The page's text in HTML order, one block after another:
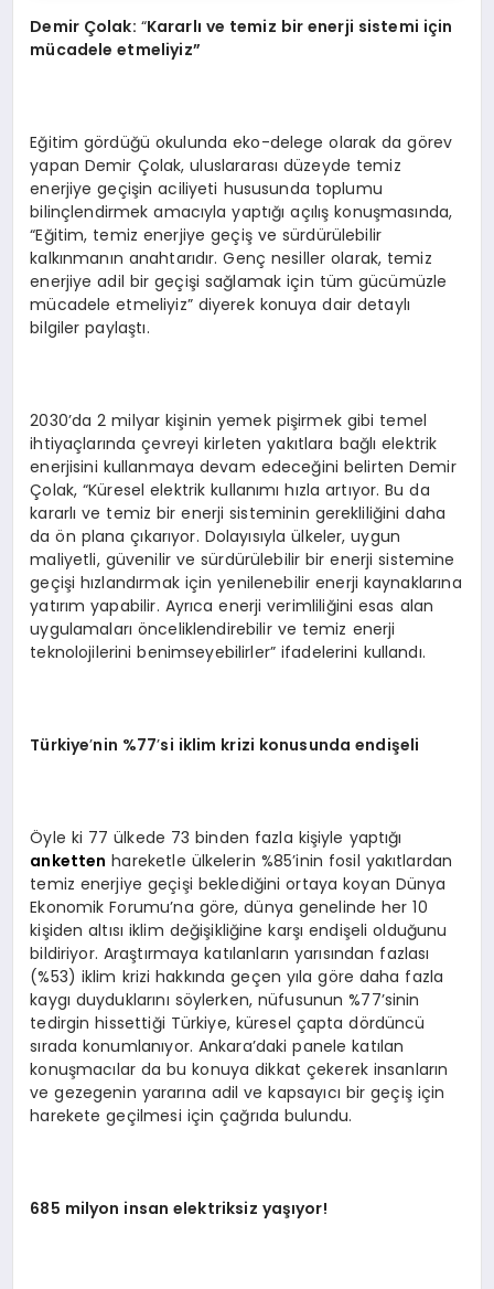
Demir Çolak: “Kararlı ve temiz bir enerji sistemi için
mücadele etmeliyiz”
Eğitim gördüğü okulunda eko-delege olarak da görev
yapan Demir Çolak, uluslararası düzeyde temiz
enerjiye geçişin aciliyeti hususunda toplumu
bilinçlendirmek amacıyla yaptığı açılış konuşmasında,
“Eğitim, temiz enerjiye geçiş ve sürdürülebilir
kalkınmanın anahtarıdır. Genç nesiller olarak, temiz
enerjiye adil bir geçişi sağlamak için tüm gücümüzle
mücadele etmeliyiz” diyerek konuya dair detaylı
bilgiler paylaştı.
2030’da 2 milyar kişinin yemek pişirmek gibi temel
ihtiyaçlarında çevreyi kirleten yakıtlara bağlı elektrik
enerjisini kullanmaya devam edeceğini belirten Demir
Çolak, “Küresel elektrik kullanımı hızla artıyor. Bu da
kararlı ve temiz bir enerji sisteminin gerekliliğini daha
da ön plana çıkarıyor. Dolayısıyla ülkeler, uygun
maliyetli, güvenilir ve sürdürülebilir bir enerji sistemine
geçişi hızlandırmak için yenilenebilir enerji kaynaklarına
yatırım yapabilir. Ayrıca enerji verimliliğini esas alan
uygulamaları önceliklendirebilir ve temiz enerji
teknolojilerini benimseyebilirler” ifadelerini kullandı.
Türkiye’nin %77’si iklim krizi konusunda endişeli
Öyle ki 77 ülkede 73 binden fazla kişiyle yaptığı
anketten hareketle ülkelerin %85’inin fosil yakıtlardan
temiz enerjiye geçişi beklediğini ortaya koyan Dünya
Ekonomik Forumu’na göre, dünya genelinde her 10
kişiden altısı iklim değişikliğine karşı endişeli olduğunu
bildiriyor. Araştırmaya katılanların yarısından fazlası
(%53) iklim krizi hakkında geçen yıla göre daha fazla
kaygı duyduklarını söylerken, nüfusunun %77’sinin
tedirgin hissettiği Türkiye, küresel çapta dördüncü
sırada konumlanıyor. Ankara’daki panele katılan
konuşmacılar da bu konuya dikkat çekerek insanların
ve gezegenin yararına adil ve kapsayıcı bir geçiş için
harekete geçilmesi için çağrıda bulundu.
685 milyon insan elektriksiz yaşıyor!